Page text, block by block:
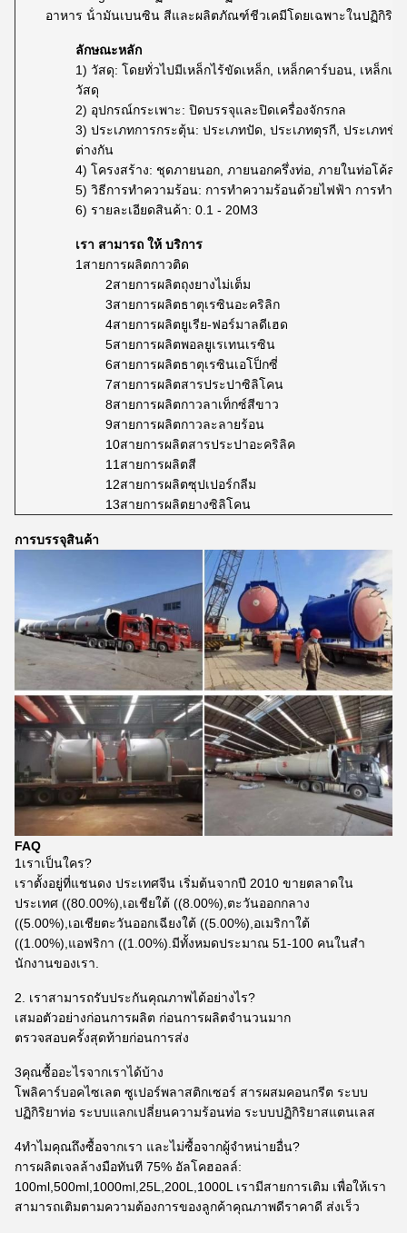
อาหาร น้ํามันเบนซิน สีและผลิตภัณฑ์ชีวเคมีโดยเฉพาะในปฏิกิริยา
ลักษณะหลัก
1) วัสดุ: โดยทั่วไปมีเหล็กไร้ขัดเหล็ก, เหล็กคาร์บอน, เหล็
วัสดุ
2) อุปกรณ์กระเพาะ: ปิดบรรจุและปิดเครื่องจักรกล
3) ประเภทการกระตุ้น: ประเภทปัด, ประเภทตุรกี, ประเภท
ต่างกัน
4) โครงสร้าง: ชุดภายนอก, ภายนอกครึ่งท่อ, ภายในท่อโค้ล,
5) วิธีการทําความร้อน: การทําความร้อนด้วยไฟฟ้า การทํา
6) รายละเอียดสินค้า: 0.1 - 20M3
เรา สามารถ ให้ บริการ
1สายการผลิตกาวติด
2สายการผลิตถุงยางไม่เต็ม
3สายการผลิตธาตุเรซินอะคริลิก
4สายการผลิตยูเรีย-ฟอร์มาลดีเฮด
5สายการผลิตพอลยูเรเทนเรซิน
6สายการผลิตธาตุเรซินเอโป็กซี่
7สายการผลิตสารประปาซิลิโคน
8สายการผลิตกาวลาเท็กซ์สีขาว
9สายการผลิตกาวละลายร้อน
10สายการผลิตสารประปาอะคริลิค
11สายการผลิตสี
12สายการผลิตซุปเปอร์กลีม
13สายการผลิตยางซิลิโคน
การบรรจุสินค้า
FAQ
1เราเป็นใคร?
เราตั้งอยู่ที่แชนดง ประเทศจีน เริ่มต้นจากปี 2010 ขายตลาดใน
ประเทศ ((80.00%),เอเชียใต้ ((8.00%),ตะวันออกกลาง
((5.00%),เอเชียตะวันออกเฉียงใต้ ((5.00%),อเมริกาใต้
((1.00%),แอฟริกา ((1.00%).มีทั้งหมดประมาณ 51-100 คนในสํา
นักงานของเรา.
2. เราสามารถรับประกันคุณภาพได้อย่างไร?
เสมอตัวอย่างก่อนการผลิต ก่อนการผลิตจํานวนมาก
ตรวจสอบครั้งสุดท้ายก่อนการส่ง
3คุณซื้ออะไรจากเราได้บ้าง
โพลิคาร์บอคไซเลต ซูเปอร์พลาสติกเซอร์ สารผสมคอนกรีต ระบบ
ปฏิกิริยาท่อ ระบบแลกเปลี่ยนความร้อนท่อ ระบบปฏิกิริยาสแตนเลส
4ทําไมคุณถึงซื้อจากเรา และไม่ซื้อจากผู้จําหน่ายอื่น?
การผลิตเจลล้างมือทันที 75% อัลโคฮอลล์:
100ml,500ml,1000ml,25L,200L,1000L เรามีสายการเติม เพื่อให้เรา
สามารถเติมตามความต้องการของลูกค้าคุณภาพดีราคาดี ส่งเร็ว